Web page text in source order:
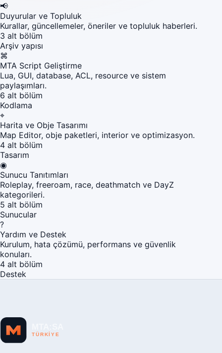
📢
Duyurular ve Topluluk
Kurallar, güncellemeler, öneriler ve topluluk haberleri.
3 alt bölüm
Arşiv yapısı
⌘
MTA Script Geliştirme
Lua, GUI, database, ACL, resource ve sistem
paylaşımları.
6 alt bölüm
Kodlama
⌖
Harita ve Obje Tasarımı
Map Editor, obje paketleri, interior ve optimizasyon.
4 alt bölüm
Tasarım
◉
Sunucu Tanıtımları
Roleplay, freeroam, race, deathmatch ve DayZ
kategorileri.
5 alt bölüm
Sunucular
?
Yardım ve Destek
Kurulum, hata çözümü, performans ve güvenlik
konuları.
4 alt bölüm
Destek